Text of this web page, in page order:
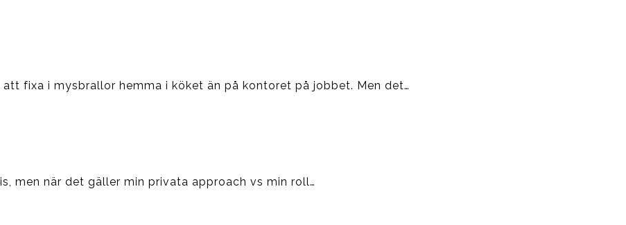
fixa i mysbrallor hemma i köket än på kontoret på jobbet. Men det…
men när det gäller min privata approach vs min roll…